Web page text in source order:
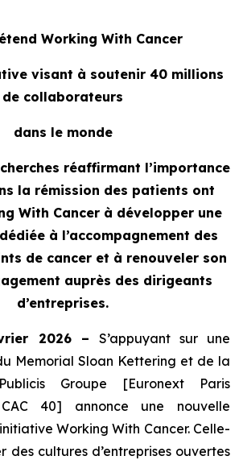
Working With Cancer
visant à soutenir 40 millions
de collaborateurs
dans le monde
réaffirmant l’importance
la rémission des patients ont
With Cancer à développer une
à l’accompagnement des
de cancer et à renouveler son
auprès des dirigeants
d’entreprises.
2026 – S’appuyant sur une
Memorial Sloan Kettering et de la
Groupe [Euronext Paris
CAC 40] annonce une nouvelle
Working With Cancer. Celle-
des cultures d’entreprises ouvertes